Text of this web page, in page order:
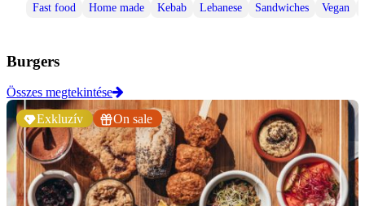
Fast food Home made Kebab Lebanese Sandwiches Vegan
Burgers
Összes megtekintése
Exkluzív
On sale